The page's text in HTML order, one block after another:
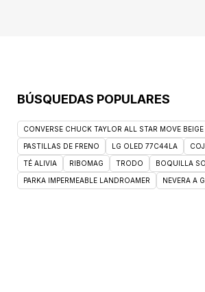
BÚSQUEDAS POPULARES
CONVERSE CHUCK TAYLOR ALL STAR MOVE BEIGE
PASTILLAS DE FRENO LG OLED 77C44LA
TÉ ALIVIA RIBOMAG TRODO BOQUILLA
PARKA IMPERMEABLE LANDROAMER NEVERA A